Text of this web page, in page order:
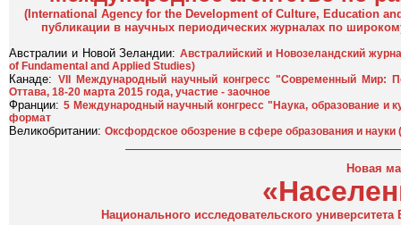
(International Agency for the Development of Culture, Education
публикации в научных периодических журналах по
Австралии и Новой Зеландии:Австралийский и Новозеландский
of Fundamental and Applied Studies)
Канаде: VII Международный научный конгресс "Современный Мир:
Оттава, 18-20 марта 2015 года, участие - заочное
Франции: 5 Международный научный конгресс "Наука, образование и
формат
Великобритании: Оксфордское обозрение в сфере образования и
Новая
Национального исследовательского